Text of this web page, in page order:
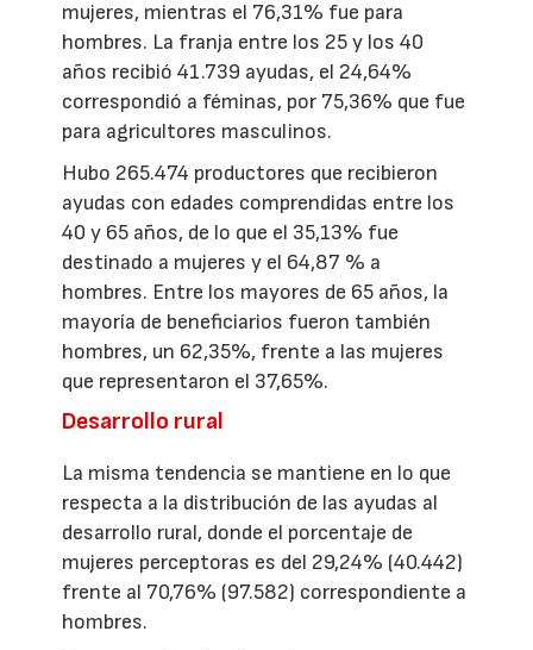
mujeres, mientras el 76,31% fue para
hombres. La franja entre los 25 y los 40
años recibió 41.739 ayudas, el 24,64%
correspondió a féminas, por 75,36% que fue
para agricultores masculinos.
Hubo 265.474 productores que recibieron
ayudas con edades comprendidas entre los
40 y 65 años, de lo que el 35,13% fue
destinado a mujeres y el 64,87 % a
hombres. Entre los mayores de 65 años, la
mayoría de beneficiarios fueron también
hombres, un 62,35%, frente a las mujeres
que representaron el 37,65%.
Desarrollo rural
La misma tendencia se mantiene en lo que
respecta a la distribución de las ayudas al
desarrollo rural, donde el porcentaje de
mujeres perceptoras es del 29,24% (40.442)
frente al 70,76% (97.582) correspondiente a
hombres.